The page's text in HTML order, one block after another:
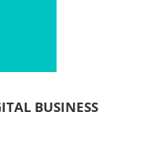
BUSINESS